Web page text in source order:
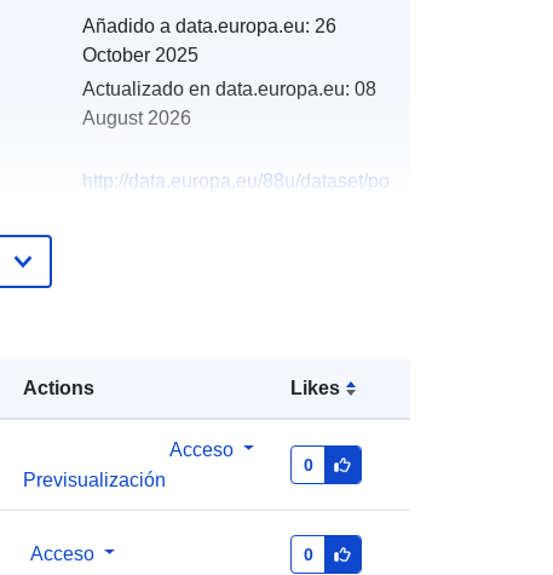
Actions Likes
Acceso
Previsualización
0
Acceso 0
Añadido a data.europa.eu: 26
October 2025
Actualizado en data.europa.eu: 08
August 2026
http://data.europa.eu/88u/dataset/po